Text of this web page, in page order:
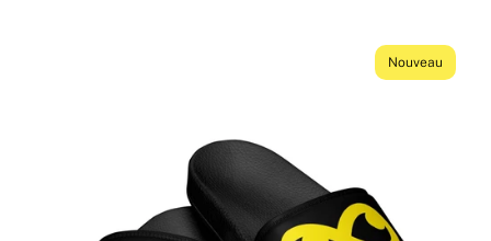
Nouveau